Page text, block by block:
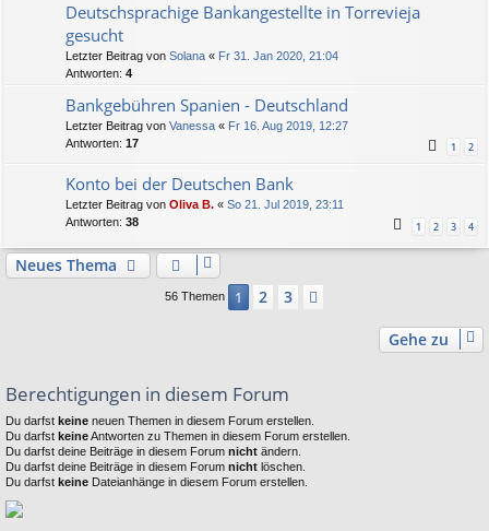
Deutschsprachige Bankangestellte in Torrevieja
gesucht
Letzter Beitrag von Solana « Fr 31. Jan 2020, 21:04
Antworten: 4
Bankgebühren Spanien - Deutschland
Letzter Beitrag von Vanessa « Fr 16. Aug 2019, 12:27
Antworten: 17 1 2
Konto bei der Deutschen Bank
Letzter Beitrag von Oliva B. « So 21. Jul 2019, 23:11
Antworten: 38 1 2 3 4
Neues Thema
56 Themen 1 2 3
Gehe zu
Berechtigungen in diesem Forum
Du darfst keine neuen Themen in diesem Forum erstellen.
Du darfst keineAntworten zu Themen in diesem Forum erstellen.
Du darfst deine Beiträge in diesem Forum nicht ändern.
Du darfst deine Beiträge in diesem Forum nicht löschen.
Du darfst keine Dateianhänge in diesem Forum erstellen.